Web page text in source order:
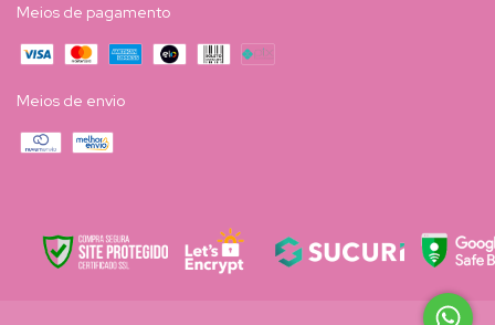
Meios de pagamento
Meios de envio